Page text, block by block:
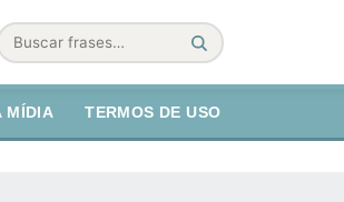
MÍDIA TERMOS DE USO